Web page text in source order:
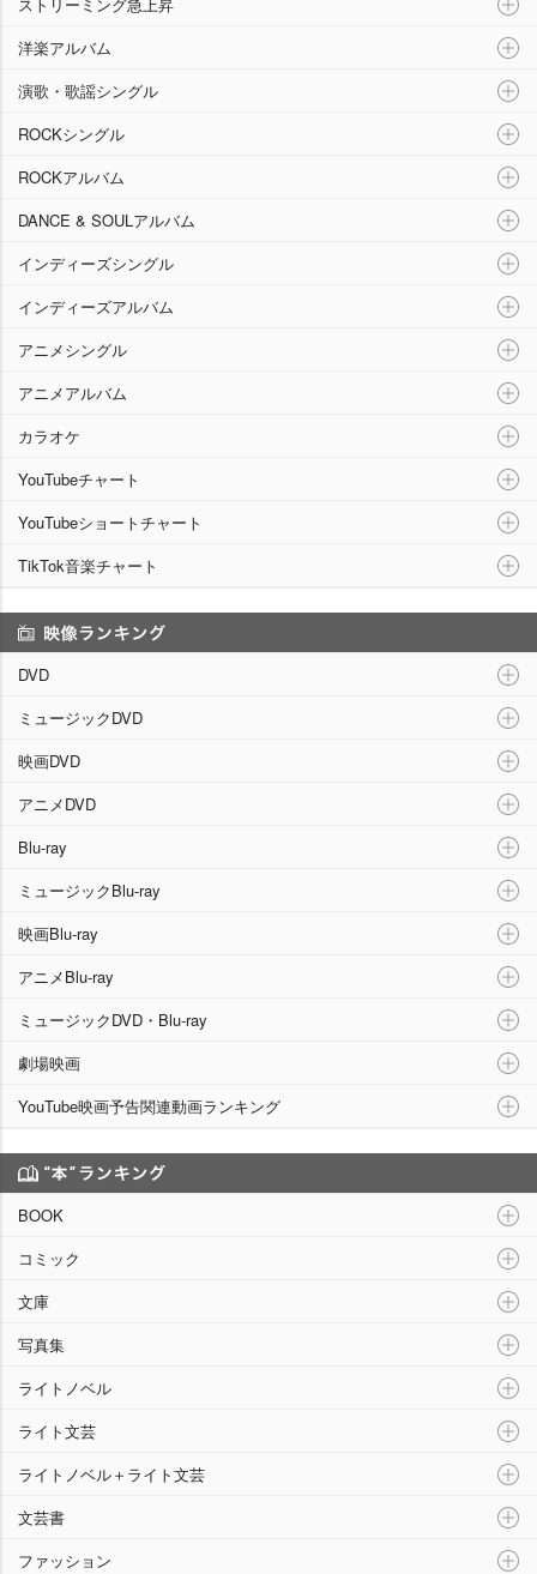
洋楽アルバム
演歌・歌謡シングル
ROCKシングル
ROCKアルバム
DANCE & SOULアルバム
インディーズシングル
インディーズアルバム
アニメシングル
アニメアルバム
カラオケ
YouTubeチャート
YouTubeショートチャート
TikTok音楽チャート
DVD
ミュージックDVD
映画DVD
アニメDVD
Blu-ray
ミュージックBlu-ray
映画Blu-ray
アニメBlu-ray
ミュージックDVD・Blu-ray
劇場映画
YouTube映画予告関連動画ランキング
BOOK
コミック
文庫
写真集
ライトノベル
ライト文芸
ライトノベル＋ライト文芸
文芸書
ファッション